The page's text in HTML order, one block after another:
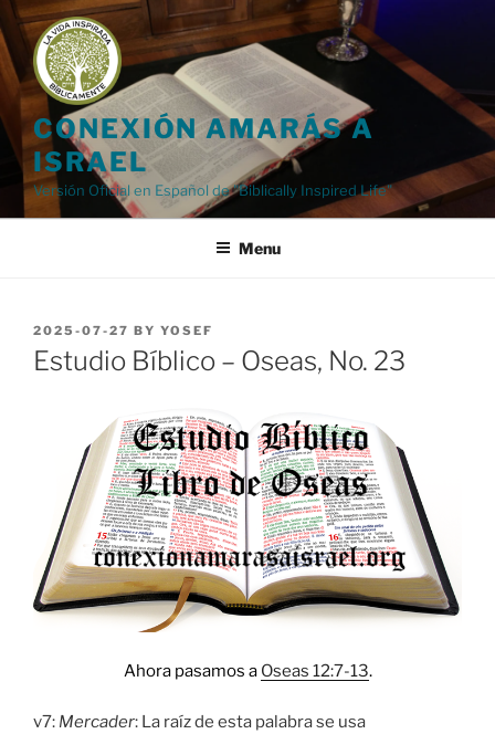
Skip
to
content
CONEXIÓN AMARÁS A
ISRAEL
Versión Oficial en Español de "Biblically Inspired Life"
Menu
POSTED
ON
2025-07-27 BY YOSEF
Estudio Bíblico – Oseas, No. 23
Ahora pasamos a Oseas 12:7-13.
v7: Mercader: La raíz de esta palabra se usa